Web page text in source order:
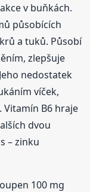
v buňkách.
působících
a tuků. Působí
zlepšuje
nedostatek
víček,
Vitamín B6 hraje
dvou
– zinku
100 mg